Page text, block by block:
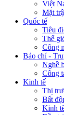
Việt
Mặt
Quốc tế
Tiêu
Thế
Công
Báo chí -
Nghề
Công
Kinh tế
Thị
Bất
Kinh